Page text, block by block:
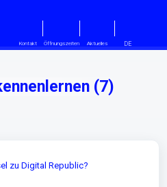
Kontakt Öffnungszeiten Aktuelles DE
(7)
zu Digital Republic?